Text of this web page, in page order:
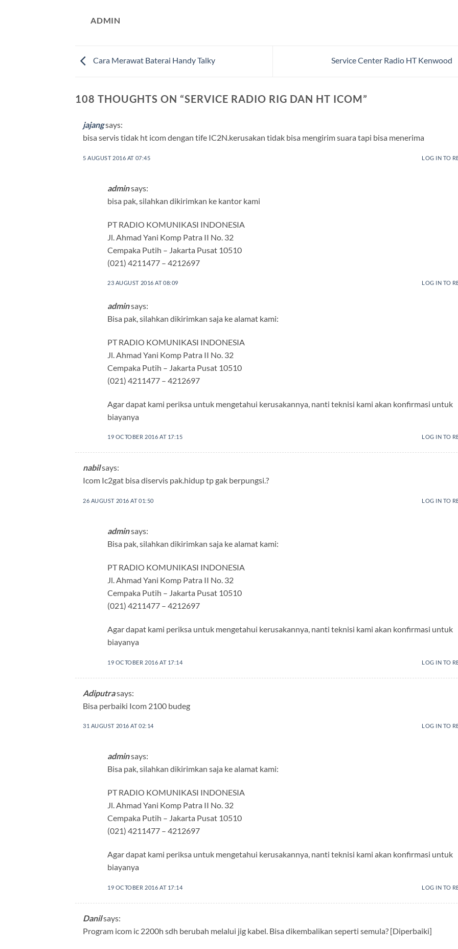
ADMIN
Cara Merawat Baterai Handy Talky Service Center Radio HT Kenwood
108 THOUGHTS ON “SERVICE RADIO RIG DAN HT ICOM”
jajangsays:
bisa servis tidak ht icom dengan tife IC2N.kerusakan tidak bisa mengirim suara tapi bisa menerima
5 AUGUST 2016 AT 07:45 LOG IN TO
adminsays:
bisa pak, silahkan dikirimkan ke kantor kami
PT RADIO KOMUNIKASI INDONESIA
Jl. Ahmad Yani Komp Patra II No. 32
Cempaka Putih – Jakarta Pusat 10510
(021) 4211477 – 4212697
23 AUGUST 2016 AT 08:09 LOG IN TO
adminsays:
Bisa pak, silahkan dikirimkan saja ke alamat kami:
PT RADIO KOMUNIKASI INDONESIA
Jl. Ahmad Yani Komp Patra II No. 32
Cempaka Putih – Jakarta Pusat 10510
(021) 4211477 – 4212697
Agar dapat kami periksa untuk mengetahui kerusakannya, nanti teknisi kami akan konfirmasi untuk
biayanya
19 OCTOBER 2016 AT 17:15 LOG IN TO
nabilsays:
Icom Ic2gat bisa diservis pak.hidup tp gak berpungsi.?
26 AUGUST 2016 AT 01:50 LOG IN TO
adminsays:
Bisa pak, silahkan dikirimkan saja ke alamat kami:
PT RADIO KOMUNIKASI INDONESIA
Jl. Ahmad Yani Komp Patra II No. 32
Cempaka Putih – Jakarta Pusat 10510
(021) 4211477 – 4212697
Agar dapat kami periksa untuk mengetahui kerusakannya, nanti teknisi kami akan konfirmasi untuk
biayanya
19 OCTOBER 2016 AT 17:14 LOG IN TO
Adiputrasays:
Bisa perbaiki Icom 2100 budeg
31 AUGUST 2016 AT 02:14 LOG IN TO
adminsays:
Bisa pak, silahkan dikirimkan saja ke alamat kami:
PT RADIO KOMUNIKASI INDONESIA
Jl. Ahmad Yani Komp Patra II No. 32
Cempaka Putih – Jakarta Pusat 10510
(021) 4211477 – 4212697
Agar dapat kami periksa untuk mengetahui kerusakannya, nanti teknisi kami akan konfirmasi untuk
biayanya
19 OCTOBER 2016 AT 17:14 LOG IN TO
Danilsays:
Program icom ic 2200h sdh berubah melalui jig kabel. Bisa dikembalikan seperti semula? [Diperbaiki]